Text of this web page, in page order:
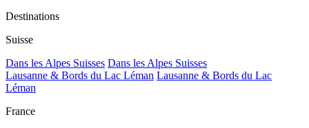
Destinations
Suisse
Dans les Alpes Suisses Dans les Alpes Suisses
Lausanne & Bords du Lac Léman Lausanne & Bords du Lac
Léman
France